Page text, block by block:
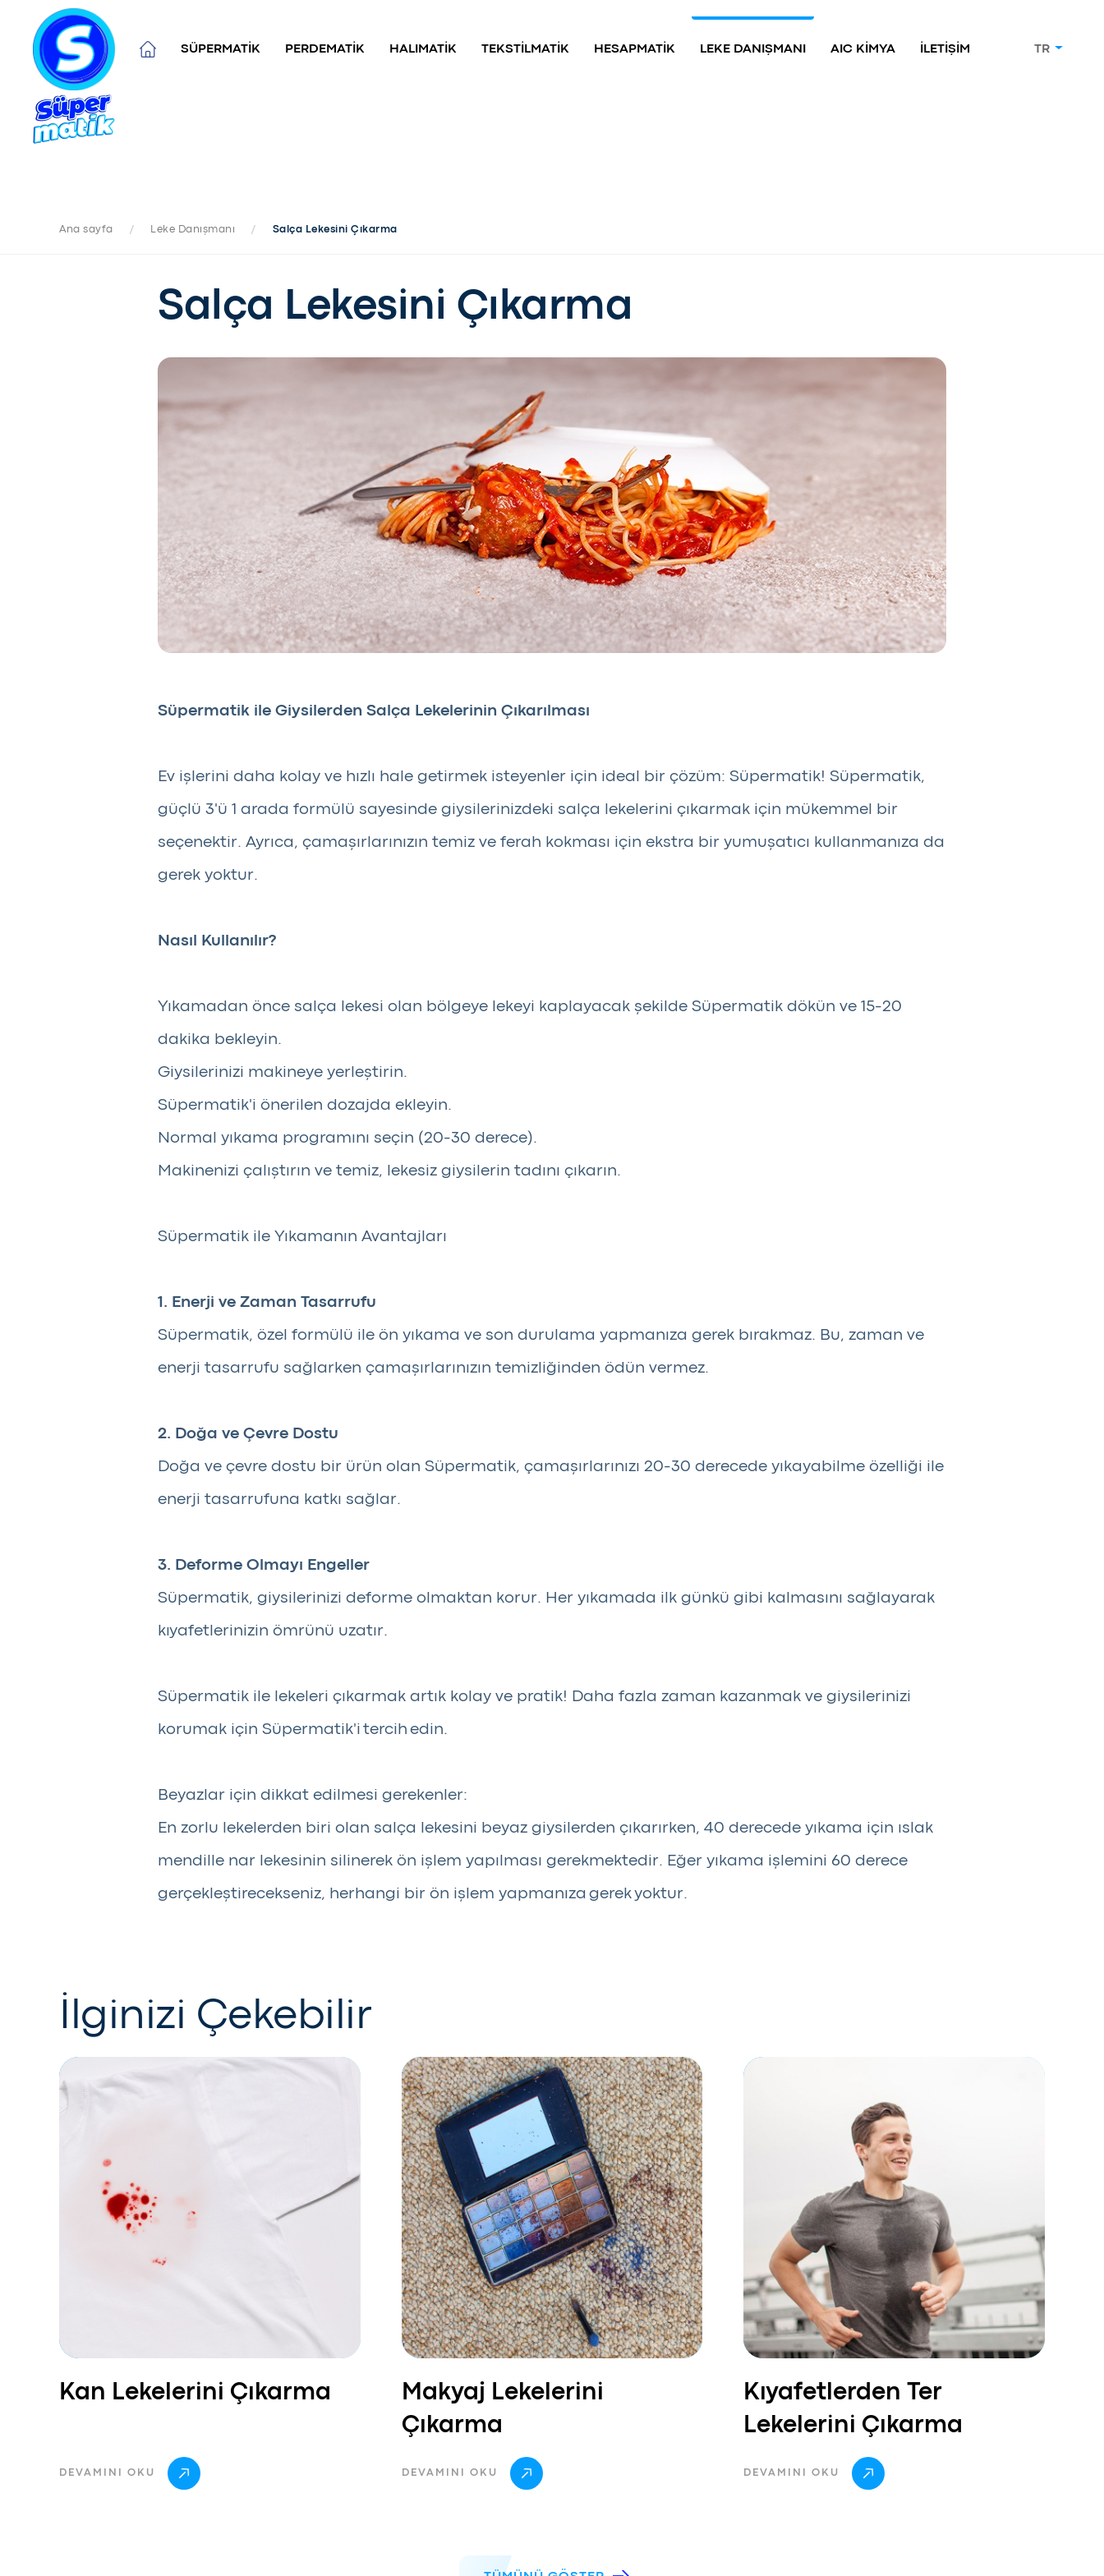
SÜPERMATİK PERDEMATİK HALIMATİK TEKSTİLMATİK İLETİŞİM
AIC KİMYA
LEKE DANIŞMANI
HESAPMATİK TR
Ana sayfa / Leke Danışmanı / Salça Lekesini Çıkarma
Salça Lekesini Çıkarma
Süpermatik ile Giysilerden Salça Lekelerinin Çıkarılması
Ev işlerini daha kolay ve hızlı hale getirmek isteyenler için ideal bir çözüm: Süpermatik! Süpermatik,
güçlü 3'ü 1 arada formülü sayesinde giysilerinizdeki salça lekelerini çıkarmak için mükemmel bir
seçenektir. Ayrıca, çamaşırlarınızın temiz ve ferah kokması için ekstra bir yumuşatıcı kullanmanıza da
gerek yoktur.
Nasıl Kullanılır?
Yıkamadan önce salça lekesi olan bölgeye lekeyi kaplayacak şekilde Süpermatik dökün ve 15-20
dakika bekleyin.
Giysilerinizi makineye yerleştirin.
Süpermatik'i önerilen dozajda ekleyin.
Normal yıkama programını seçin (20-30 derece).
Makinenizi çalıştırın ve temiz, lekesiz giysilerin tadını çıkarın.
Süpermatik ile Yıkamanın Avantajları
1. Enerji ve Zaman Tasarrufu
Süpermatik, özel formülü ile ön yıkama ve son durulama yapmanıza gerek bırakmaz. Bu, zaman ve
enerji tasarrufu sağlarken çamaşırlarınızın temizliğinden ödün vermez.
2. Doğa ve Çevre Dostu
Doğa ve çevre dostu bir ürün olan Süpermatik, çamaşırlarınızı 20-30 derecede yıkayabilme özelliği ile
enerji tasarrufuna katkı sağlar.
3. Deforme Olmayı Engeller
Süpermatik, giysilerinizi deforme olmaktan korur. Her yıkamada ilk günkü gibi kalmasını sağlayarak
kıyafetlerinizin ömrünü uzatır.
Süpermatik ile lekeleri çıkarmak artık kolay ve pratik! Daha fazla zaman kazanmak ve giysilerinizi
korumak için Süpermatik'i tercih edin.
Beyazlar için dikkat edilmesi gerekenler:
En zorlu lekelerden biri olan salça lekesini beyaz giysilerden çıkarırken, 40 derecede yıkama için ıslak
mendille nar lekesinin silinerek ön işlem yapılması gerekmektedir. Eğer yıkama işlemini 60 derece
gerçekleştirecekseniz, herhangi bir ön işlem yapmanıza gerek yoktur.
İlginizi Çekebilir
Kan Lekelerini Çıkarma
DEVAMINI OKU
Makyaj Lekelerini
Çıkarma
DEVAMINI OKU
Kıyafetlerden Ter
Lekelerini Çıkarma
DEVAMINI OKU